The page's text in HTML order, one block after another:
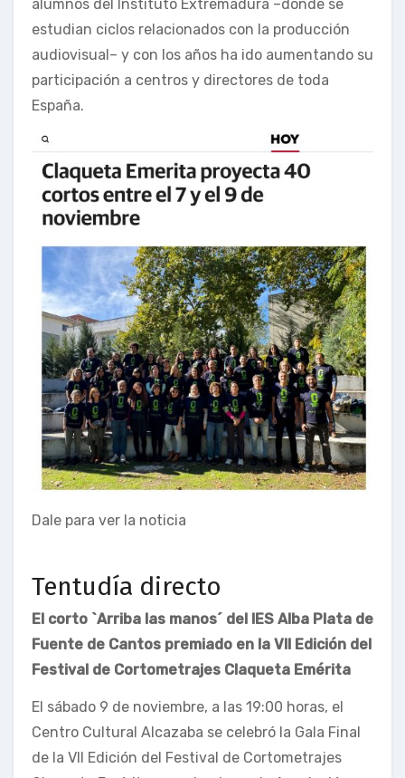
alumnos del Instituto Extremadura –donde se
estudian ciclos relacionados con la producción
audiovisual– y con los años ha ido aumentando su
participación a centros y directores de toda
España.
Dale para ver la noticia
Tentudía directo
El corto `Arriba las manos´ del IES Alba Plata de
Fuente de Cantos premiado en la VII Edición del
Festival de Cortometrajes Claqueta Emérita
El sábado 9 de noviembre, a las 19:00 horas, el
Centro Cultural Alcazaba se celebró la Gala Final
de la VII Edición del Festival de Cortometrajes